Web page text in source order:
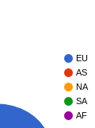
EU
AS
NA
SA
AF